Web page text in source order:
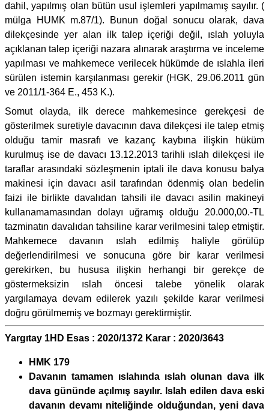
dahil, yapılmış olan bütün usul işlemleri yapılmamış sayılır. (
mülga HUMK m.87/1). Bunun doğal sonucu olarak, dava
dilekçesinde yer alan ilk talep içeriği değil, ıslah yoluyla
açıklanan talep içeriği nazara alınarak araştırma ve inceleme
yapılması ve mahkemece verilecek hükümde de ıslahla ileri
sürülen istemin karşılanması gerekir (HGK, 29.06.2011 gün
ve 2011/1-364 E., 453 K.).
Somut olayda, ilk derece mahkemesince gerekçesi de
gösterilmek suretiyle davacının dava dilekçesi ile talep etmiş
olduğu tamir masrafı ve kazanç kaybına ilişkin hüküm
kurulmuş ise de davacı 13.12.2013 tarihli ıslah dilekçesi ile
taraflar arasındaki sözleşmenin iptali ile dava konusu balya
makinesi için davacı asil tarafından ödenmiş olan bedelin
faizi ile birlikte davalıdan tahsili ile davacı asilin makineyi
kullanamamasından dolayı uğramış olduğu 20.000,00.-TL
tazminatın davalıdan tahsiline karar verilmesini talep etmiştir.
Mahkemece davanın ıslah edilmiş haliyle görülüp
değerlendirilmesi ve sonucuna göre bir karar verilmesi
gerekirken, bu hususa ilişkin herhangi bir gerekçe de
göstermeksizin ıslah öncesi talebe yönelik olarak
yargılamaya devam edilerek yazılı şekilde karar verilmesi
doğru görülmemiş ve bozmayı gerektirmiştir.
Yargıtay 1HD Esas : 2020/1372 Karar : 2020/3643
HMK 179
Davanın tamamen ıslahında ıslah olunan dava ilk
dava gününde açılmış sayılır. Islah edilen dava eski
davanın devamı niteliğinde olduğundan, yeni dava